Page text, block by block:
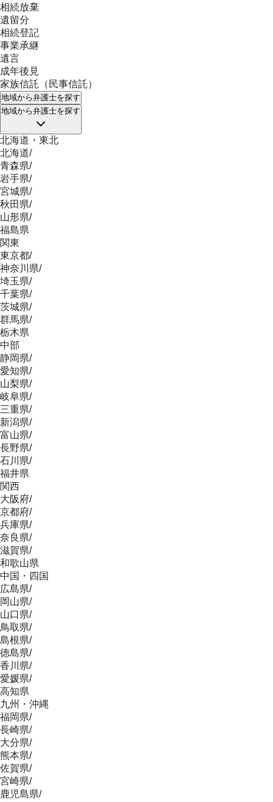
相続放棄
遺留分
相続登記
事業承継
遺言
成年後見
家族信託（民事信託）
地域から弁護士を探す
地域から弁護士を探す
北海道・東北
北海道/
青森県/
岩手県/
宮城県/
秋田県/
山形県/
福島県
関東
東京都/
神奈川県/
埼玉県/
千葉県/
茨城県/
群馬県/
栃木県
中部
静岡県/
愛知県/
山梨県/
岐阜県/
三重県/
新潟県/
富山県/
長野県/
石川県/
福井県
関西
大阪府/
京都府/
兵庫県/
奈良県/
滋賀県/
和歌山県
中国・四国
広島県/
岡山県/
山口県/
鳥取県/
島根県/
徳島県/
香川県/
愛媛県/
高知県
九州・沖縄
福岡県/
長崎県/
大分県/
熊本県/
佐賀県/
宮崎県/
鹿児島県/